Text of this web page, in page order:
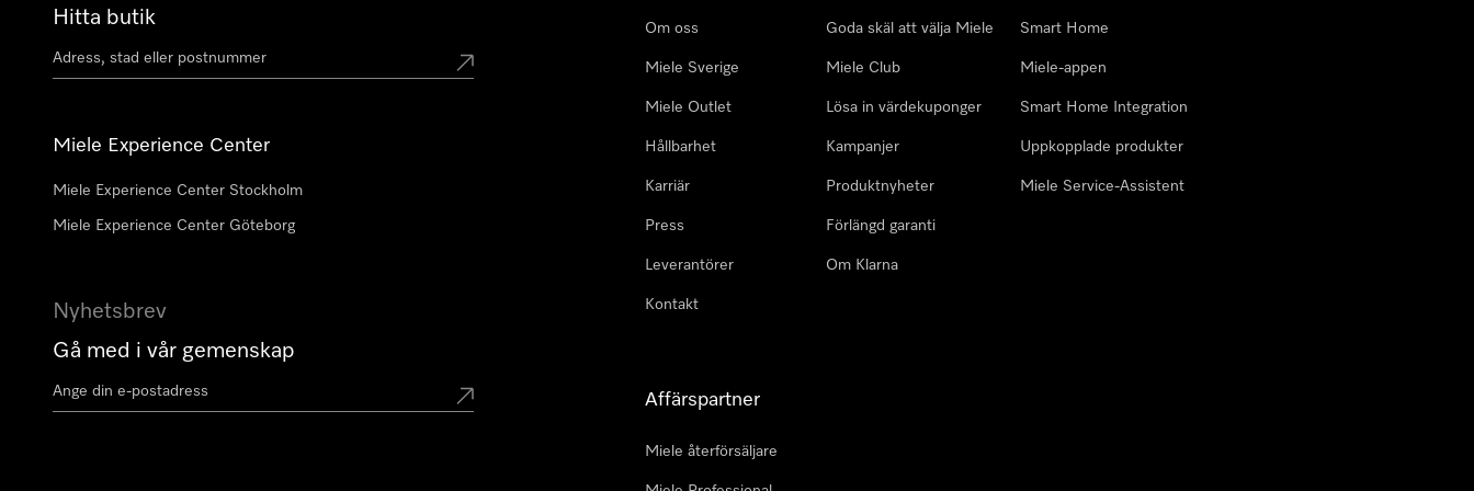
Hitta butik
Miele Experience Center
Miele Experience Center Stockholm
Miele Experience Center Göteborg
Nyhetsbrev
Gå med i vår gemenskap
Om oss
Miele Sverige
Miele Outlet
Hållbarhet
Karriär
Press
Leverantörer
Kontakt
Goda skäl att välja Miele
Miele Club
Lösa in värdekuponger
Kampanjer
Produktnyheter
Förlängd garanti
Om Klarna
Smart Home
Miele-appen
Smart Home Integration
Uppkopplade produkter
Miele Service-Assistent
Affärspartner
Miele återförsäljare